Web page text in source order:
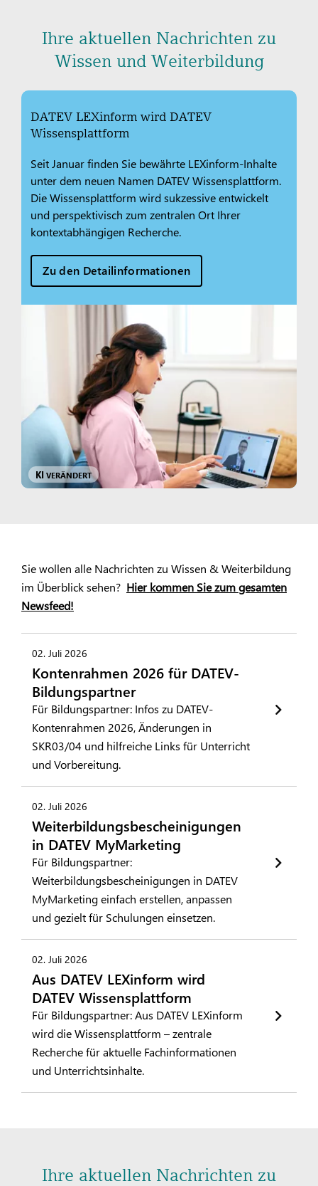
Ihre aktuellen Nachrichten zu
Wissen und Weiterbildung
DATEV LEXinform wird DATEV
Wissensplattform
Seit Januar finden Sie bewährte LEXinform-Inhalte
unter dem neuen Namen DATEV Wissensplattform.
Die Wissensplattform wird sukzessive entwickelt
und perspektivisch zum zentralen Ort Ihrer
kontextabhängigen Recherche.
Zu den Detailinformationen
KI VERÄNDERT
Sie wollen alle Nachrichten zu Wissen & Weiterbildung
im Überblick sehen? Hier kommen Sie zum gesamten
Newsfeed!
02. Juli 2026
Kontenrahmen 2026 für DATEV-
Bildungspartner
Für Bildungspartner: Infos zu DATEV-
Kontenrahmen 2026, Änderungen in
SKR03/04 und hilfreiche Links für Unterricht
und Vorbereitung.
02. Juli 2026
Weiterbildungsbescheinigungen
in DATEV MyMarketing
Für Bildungspartner:
Weiterbildungsbescheinigungen in DATEV
MyMarketing einfach erstellen, anpassen
und gezielt für Schulungen einsetzen.
02. Juli 2026
Aus DATEV LEXinform wird
DATEV Wissensplattform
Für Bildungspartner: Aus DATEV LEXinform
wird die Wissensplattform – zentrale
Recherche für aktuelle Fachinformationen
und Unterrichtsinhalte.
Ihre aktuellen Nachrichten zu